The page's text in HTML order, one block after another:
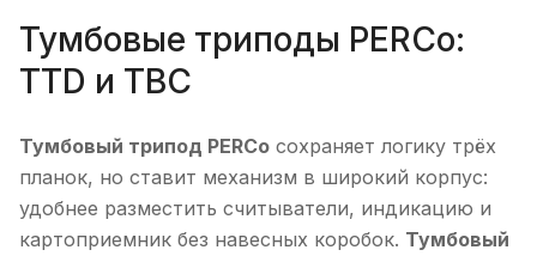
Тумбовые триподы PERCo:
TTD и TBC
Тумбовый трипод PERCo сохраняет логику трёх
планок, но ставит механизм в широкий корпус:
удобнее разместить считыватели, индикацию и
картоприемник без навесных коробок. Тумбовый